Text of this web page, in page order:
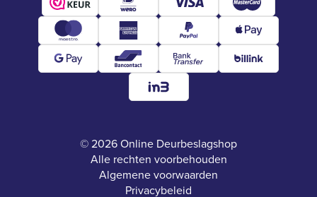
© 2026 Online Deurbeslagshop
Alle rechten voorbehouden
Algemene voorwaarden
Privacybeleid